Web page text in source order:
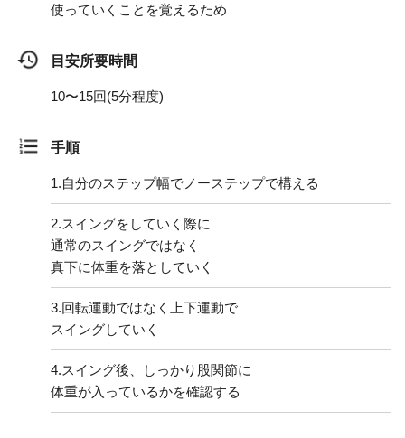
使っていくことを覚えるため
目安所要時間
10〜15回(5分程度)
手順
1.自分のステップ幅でノーステップで構える
2.スイングをしていく際に
通常のスイングではなく
真下に体重を落としていく
3.回転運動ではなく上下運動で
スイングしていく
4.スイング後、しっかり股関節に
体重が入っているかを確認する